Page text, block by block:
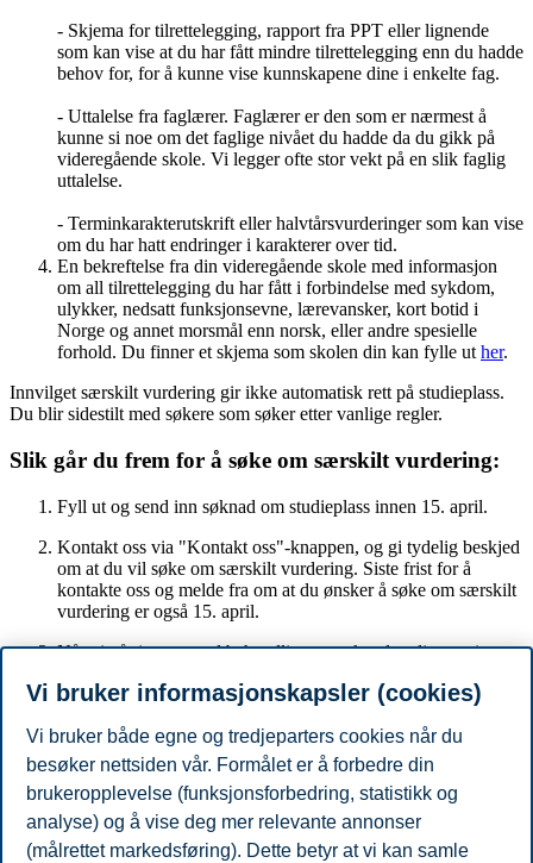
- Skjema for tilrettelegging, rapport fra PPT eller lignende
som kan vise at du har fått mindre tilrettelegging enn du hadde
behov for, for å kunne vise kunnskapene dine i enkelte fag.
- Uttalelse fra faglærer. Faglærer er den som er nærmest å
kunne si noe om det faglige nivået du hadde da du gikk på
videregående skole. Vi legger ofte stor vekt på en slik faglig
uttalelse.
- Terminkarakterutskrift eller halvtårsvurderinger som kan vise
om du har hatt endringer i karakterer over tid.
En bekreftelse fra din videregående skole med informasjon
om all tilrettelegging du har fått i forbindelse med sykdom,
ulykker, nedsatt funksjonsevne, lærevansker, kort botid i
Norge og annet morsmål enn norsk, eller andre spesielle
forhold. Du finner et skjema som skolen din kan fylle uther.
Innvilget særskilt vurdering gir ikke automatisk rett på studieplass.
Du blir sidestilt med søkere som søker etter vanlige regler.
Slik går du frem for å søke om særskilt vurdering:
Fyll ut og send inn søknad om studieplass innen 15. april.
Kontakt oss via "Kontakt oss"-knappen, og gi tydelig beskjed
om at du vil søke om særskilt vurdering. Siste frist for å
kontakte oss og melde fra om at du ønsker å søke om særskilt
vurdering er også 15. april.
Når vi går i gang med behandling av søknaden din tar vi
grunn for din søknad, slik at dette blir markert som sensitiv
dokumentene som nevnt over. Det gis ikke utvidet frist.
Dersom fristen for opplastning ikke overholdes, vil vi ikke
OBS: Ordningen med rangering på grunnlag av særskilt vurdering
avvikles fra og med opptak til studieåret 2027/2028.
Vi bruker informasjonskapsler (cookies)
Vi bruker både egne og tredjeparters cookies når du
besøker nettsiden vår. Formålet er å forbedre din
brukeropplevelse (funksjonsforbedring, statistikk og
analyse) og å vise deg mer relevante annonser
(målrettet markedsføring). Dette betyr at vi kan samle